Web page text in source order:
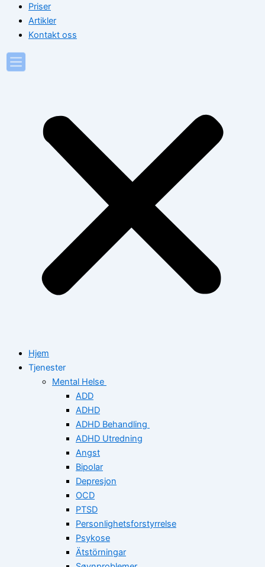
Priser
Artikler
Kontakt oss
Hjem
Tjenester
Mental Helse
ADD
ADHD
ADHD Behandling
ADHD Utredning
Angst
Bipolar
Depresjon
OCD
PTSD
Personlighetsforstyrrelse
Psykose
Ätstörningar